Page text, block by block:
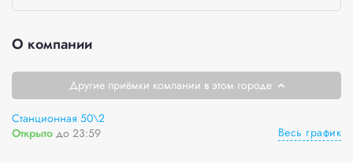
О компании
Другие приёмки компании в этом городе
Станционная 50\2
Открыто до 23:59 Весь график